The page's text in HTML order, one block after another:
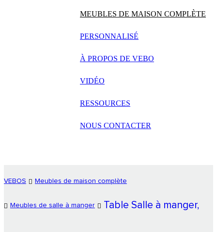
français
MEUBLES DE MAISON COMPLÈTE
PERSONNALISÉ
À PROPOS DE VEBO
VIDÉO
RESSOURCES
NOUS CONTACTER
VEBOS Meubles de maison complète
Meubles de salle à manger Table Salle à manger,